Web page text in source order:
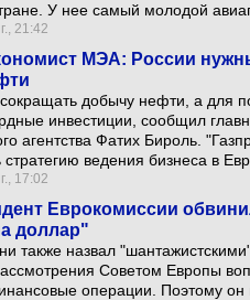
У нее самый молодой
21:42
МЭА: России
сокращать добычу нефти, а для
инвестиции, сообщил
агентства Фатих Бироль.
стратегию ведения бизнеса в
17:02
Еврокомиссии
доллар"
также назвал
Советом Европы
операции. Поэтому он